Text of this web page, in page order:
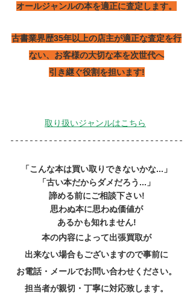
オールジャンルの本を適正に査定します。
古書業界歴35年以上の店主が適正な査定を行
ない、お客様の大切な本を次世代へ
引き継ぐ役割を担います!
取り扱いジャンルはこちら
「こんな本は買い取りできないかな...」
「古い本だからダメだろう...」
諦める前にご相談下さい!
思わぬ本に思わぬ価値が
あるかも知れません!
本の内容によって出張買取が
出来ない場合もございますので事前に
お電話・メールでお問い合わせください。
担当者が親切・丁寧に対応致します。